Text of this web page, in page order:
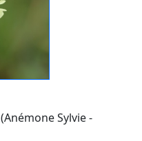
(Anémone Sylvie -